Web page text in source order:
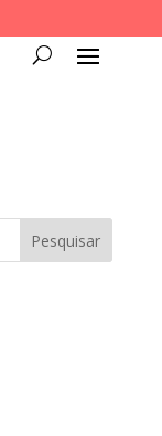
Pesquisar